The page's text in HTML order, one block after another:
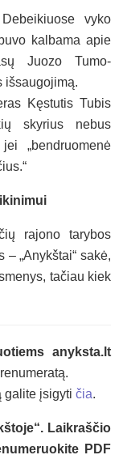
vyko
kalbama apie
Juozo Tumo-
išsaugojimą.
Kęstutis Tubis
skyrius nebus
„bendruomenė
rajono tarybos
„Anykštai“ sakė,
tačiau kiek
anyksta.lt
galite įsigyti čia.
Laikraščio
PDF